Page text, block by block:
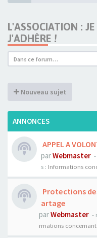
L'ASSOCIATION :
J'ADHÈRE !
Nouveau sujet
ANNONCES
APPEL A
parWebmaster
s : Informations
Protections
artage
parWebmaster -
rmations